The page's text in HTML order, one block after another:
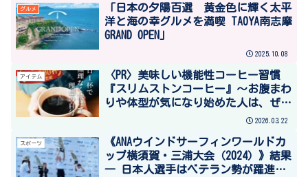
グルメ
「日本の夕陽百選 黄金色に輝く太平
洋と海の幸グルメを満喫 TAOYA南志摩
GRAND OPEN」
2025.10.08
アイテム
〈PR〉美味しい機能性コーヒー習慣
『スリムストンコーヒー』～お腹まわ
りや体型が気になり始めた人は、ぜひ
2026.03.22
スポーツ
《ANAウインドサーフィンワールドカ
ップ横須賀・三浦大会（2024）》結果
― 日本人選手はベテラン勢が躍進。